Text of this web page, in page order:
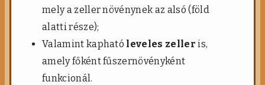
mely a zeller növénynek az alsó (föld
alatti része);
Valamint kapható leveles zeller is,
amely főként fűszernövényként
funkcionál.